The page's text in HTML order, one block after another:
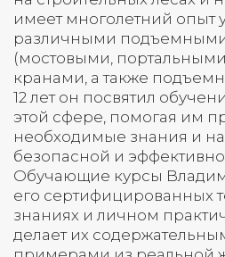
имеет многолетний опыт
различными
(мостовыми,
кранами, а также
12 лет он посвятил
этой сфере, помогая им
необходимые знания и
безопасной и
Обучающие курсы
его сертифицированных
знаниях и личном
делает их